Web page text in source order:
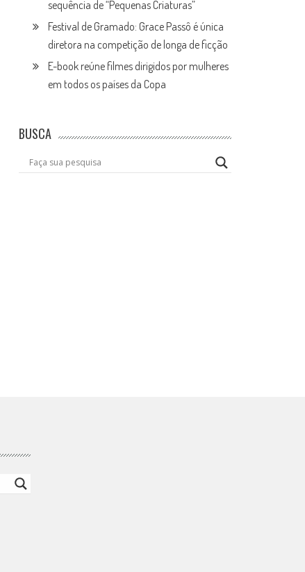
sequência de “Pequenas Criaturas”
Festival de Gramado: Grace Passô é única
diretora na competição de longa de ficção
E-book reúne filmes dirigidos por mulheres
em todos os países da Copa
BUSCA